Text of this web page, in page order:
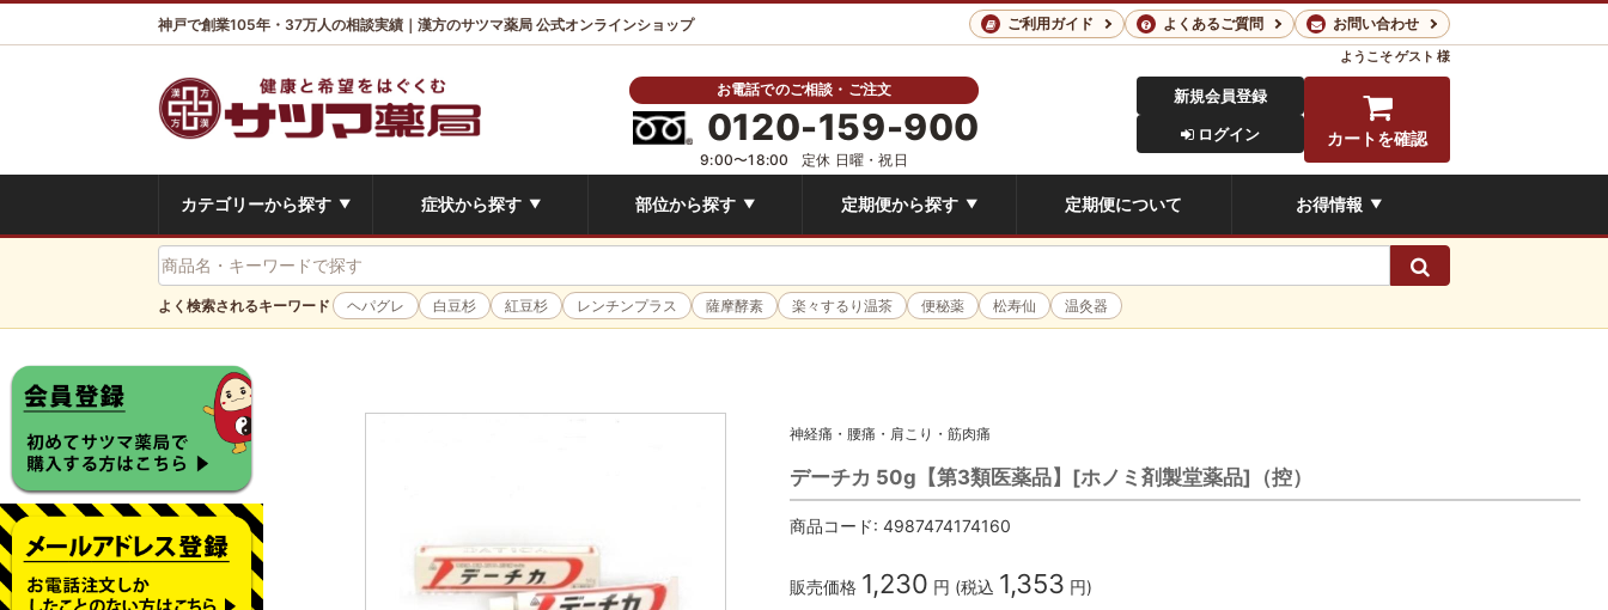
神戸で創業105年・37万人の相談実績｜漢方のサツマ薬局 公式オンラインショップ ご利用ガイド よくあるご質問 お問い合わせ
お電話でのご相談・ご注文
0120-159-900
9:00〜18:00 定休 日曜・祝日
ようこそゲスト 様
新規会員登録
ログイン
カートを確認
カテゴリーから探す ▼ 症状から探す ▼ 部位から探す ▼ 定期便から探す ▼ 定期便について お得情報 ▼
検索
よく検索されるキーワード ヘパグレ 白豆杉 紅豆杉 レンチンプラス 薩摩酵素 楽々するり温茶 便秘薬 松寿仙 温灸器
神経痛・腰痛・肩こり・筋肉痛
デーチカ 50g【第3類医薬品】[ホノミ剤製堂薬品]（控）
商品コード: 4987474174160
販売価格 1,230 円 (税込 1,353 円)